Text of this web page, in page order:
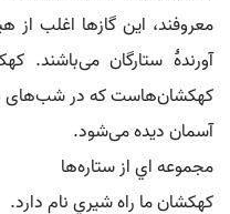
معروفند، این گازها اغلب
آورندهٔ ستارگان می‌باشند.
کهکشان‌هاست که در شب‌های صاف
آسمان دیده می‌شود.
مجموعه اي از ستاره‌ها
کهکشان ما راه شيري نام دارد.